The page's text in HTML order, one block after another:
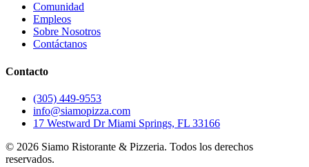
Comunidad
Empleos
Sobre Nosotros
Contáctanos
Contacto
(305) 449-9553
info@siamopizza.com
17 Westward Dr Miami Springs, FL 33166
© 2026 Siamo Ristorante & Pizzeria. Todos los derechos
reservados.